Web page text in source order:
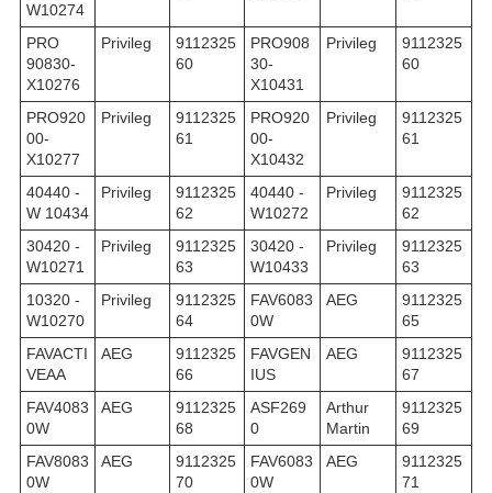
W10274
PRO
90830-
X10276
Privileg
9112325
60
PRO908
30-
X10431
Privileg
9112325
60
PRO920
00-
X10277
Privileg
9112325
61
PRO920
00-
X10432
Privileg
9112325
61
40440 -
W 10434
Privileg
9112325
62
40440 -
W10272
Privileg
9112325
62
30420 -
W10271
Privileg
9112325
63
30420 -
W10433
Privileg
9112325
63
10320 -
W10270
Privileg
9112325
64
FAV6083
0W
AEG
9112325
65
FAVACTI
VEAA
AEG
9112325
66
FAVGEN
IUS
AEG
9112325
67
FAV4083
0W
AEG
9112325
68
ASF269
0
Arthur
Martin
9112325
69
FAV8083
0W
AEG
9112325
70
FAV6083
0W
AEG
9112325
71